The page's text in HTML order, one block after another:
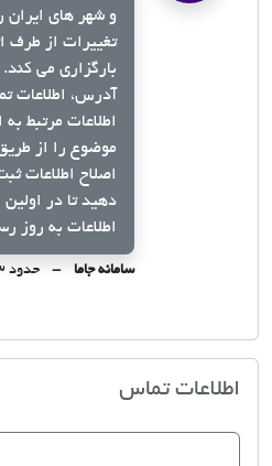
و شهر های ایران
تغییرات از طرف
بارگزاری می
آدرس، اطلاعات
اطلاعات مرتبط به
موضوع را از
اصلاح اطلاعات
دهید تا در
اطلاعات به روز
سامانه جاما حدود ۳ ساعت از حال
اطلاعات تماس